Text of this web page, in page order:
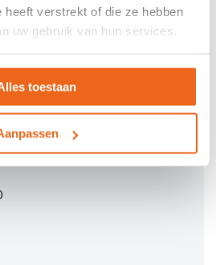
heeft verstrekt of die ze hebben
uw gebruik van hun services.
toestaan